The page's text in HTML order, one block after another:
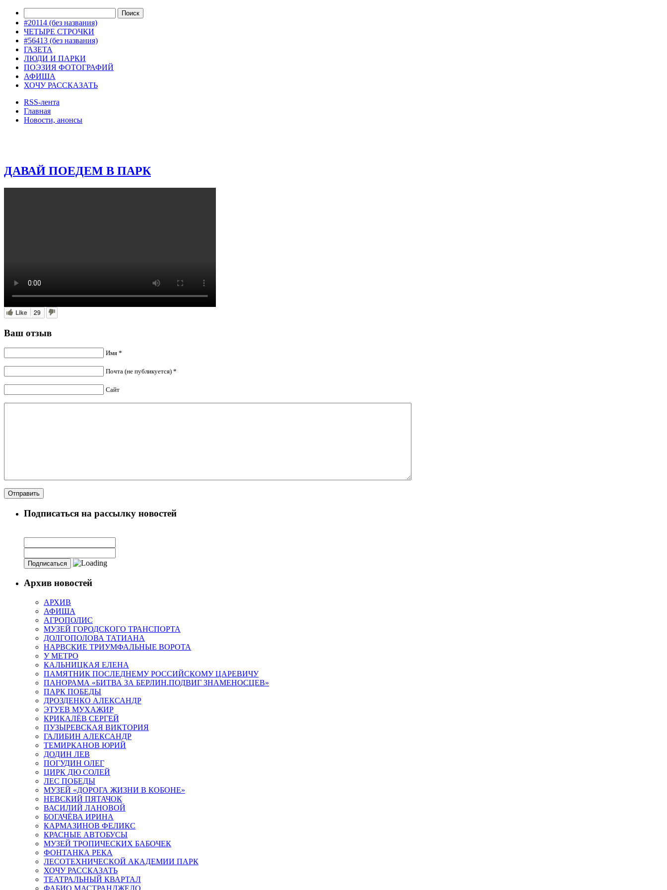
#20114 (без названия)
ЧЕТЫРЕ СТРОЧКИ
#56413 (без названия)
ГАЗЕТА
ЛЮДИ И ПАРКИ
ПОЭЗИЯ ФОТОГРАФИЙ
АФИША
ХОЧУ РАССКАЗАТЬ
RSS-лента
Главная
Новости, анонсы
ДАВАЙ ПОЕДЕМ В ПАРК
Like 29
Ваш отзыв
Имя *
Почта (не публикуется) *
Сайт
Подписаться на рассылку новостей
Архив новостей
АРХИВ
АФИША
АГРОПОЛИС
МУЗЕЙ ГОРОДСКОГО ТРАНСПОРТА
ДОЛГОПОЛОВА ТАТИАНА
НАРВСКИЕ ТРИУМФАЛЬНЫЕ ВОРОТА
У МЕТРО
КАЛЬНИЦКАЯ ЕЛЕНА
ПАМЯТНИК ПОСЛЕДНЕМУ РОССИЙСКОМУ ЦАРЕВИЧУ
ПАНОРАМА «БИТВА ЗА БЕРЛИН.ПОДВИГ ЗНАМЕНОСЦЕВ»
ПАРК ПОБЕДЫ
ДРОЗДЕНКО АЛЕКСАНДР
ЭТУЕВ МУХАЖИР
КРИКАЛЁВ СЕРГЕЙ
ПУЗЫРЕВСКАЯ ВИКТОРИЯ
ГАЛИБИН АЛЕКСАНДР
ТЕМИРКАНОВ ЮРИЙ
ДОДИН ЛЕВ
ПОГУДИН ОЛЕГ
ЦИРК ДЮ СОЛЕЙ
ЛЕС ПОБЕДЫ
МУЗЕЙ «ДОРОГА ЖИЗНИ В КОБОНЕ»
НЕВСКИЙ ПЯТАЧОК
ВАСИЛИЙ ЛАНОВОЙ
БОГАЧЁВА ИРИНА
КАРМАЗИНОВ ФЕЛИКС
КРАСНЫЕ АВТОБУСЫ
МУЗЕЙ ТРОПИЧЕСКИХ БАБОЧЕК
ФОНТАНКА РЕКА
ЛЕСОТЕХНИЧЕСКОЙ АКАДЕМИИ ПАРК
ХОЧУ РАССКАЗАТЬ
ТЕАТРАЛЬНЫЙ КВАРТАЛ
ФАБИО МАСТРАНДЖЕЛО